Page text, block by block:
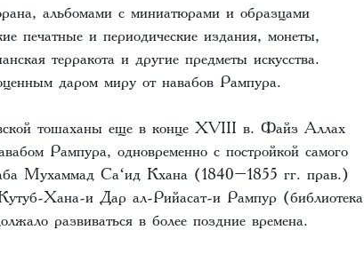
альбомами с миниатюрами и образцами
печатные и периодические издания, монеты,
терракота и другие предметы искусства.
даром миру от навабов Рампура.
тошаханы еще в конце XVIII в. Файз Аллах
Рампура, одновременно с постройкой самого
Мухаммад Саʻид Кхана (1840–1855 гг. прав.)
Кутуб-Хана-и Дар ал-Рийасат-и Рампур (библиотека
развиваться в более поздние времена.